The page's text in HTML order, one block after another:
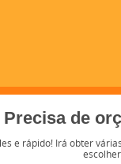
Precisa de
e rápido! Irá obter